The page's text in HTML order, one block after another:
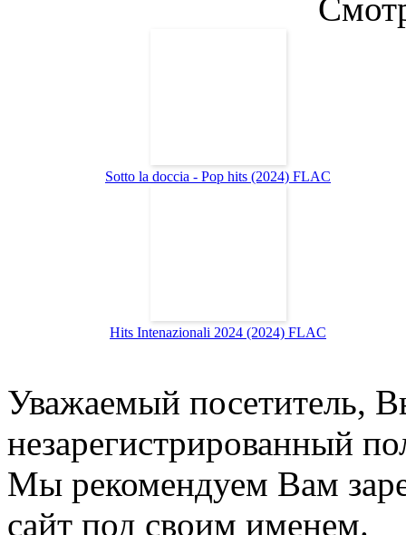
Sotto la doccia - Pop hits (2024) FLAC
Hits Intenazionali 2024 (2024) FLAC
Уважаемый посетитель,
незарегистрированный
Мы рекомендуем Вам
сайт под своим именем.